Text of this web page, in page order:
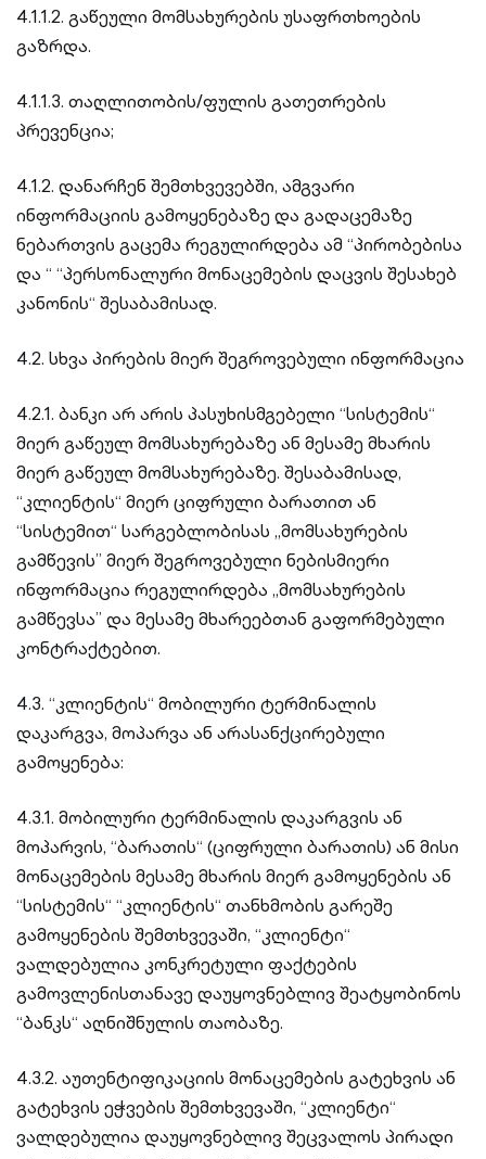
4.1.1.2. გაწეული მომსახურების უსაფრთხოების
გაზრდა.
4.1.1.3. თაღლითობის/ფულის გათეთრების
პრევენცია;
4.1.2. დანარჩენ შემთხვევებში, ამგვარი
ინფორმაციის გამოყენებაზე და გადაცემაზე
ნებართვის გაცემა რეგულირდება ამ “პირობებისა
და “ “პერსონალური მონაცემების დაცვის შესახებ
კანონის“ შესაბამისად.
4.2. სხვა პირების მიერ შეგროვებული ინფორმაცია
4.2.1. ბანკი არ არის პასუხისმგებელი “სისტემის“
მიერ გაწეულ მომსახურებაზე ან მესამე მხარის
მიერ გაწეულ მომსახურებაზე. შესაბამისად,
“კლიენტის“ მიერ ციფრული ბარათით ან
“სისტემით“ სარგებლობისას ,,მომსახურების
გამწევის’’ მიერ შეგროვებული ნებისმიერი
ინფორმაცია რეგულირდება ,,მომსახურების
გამწევსა’’ და მესამე მხარეებთან გაფორმებული
კონტრაქტებით.
4.3. “კლიენტის“ მობილური ტერმინალის
დაკარგვა, მოპარვა ან არასანქცირებული
გამოყენება:
4.3.1. მობილური ტერმინალის დაკარგვის ან
მოპარვის, “ბარათის“ (ციფრული ბარათის) ან მისი
მონაცემების მესამე მხარის მიერ გამოყენების ან
“სისტემის“ “კლიენტის“ თანხმობის გარეშე
გამოყენების შემთხვევაში, “კლიენტი“
ვალდებულია კონკრეტული ფაქტების
გამოვლენისთანავე დაუყოვნებლივ შეატყობინოს
“ბანკს“ აღნიშნულის თაობაზე.
4.3.2. აუთენტიფიკაციის მონაცემების გატეხვის ან
გატეხვის ეჭვების შემთხვევაში, “კლიენტი“
ვალდებულია დაუყოვნებლივ შეცვალოს პირადი